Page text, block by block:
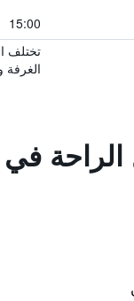
15:00
تختلف
الغرفة
الراحة